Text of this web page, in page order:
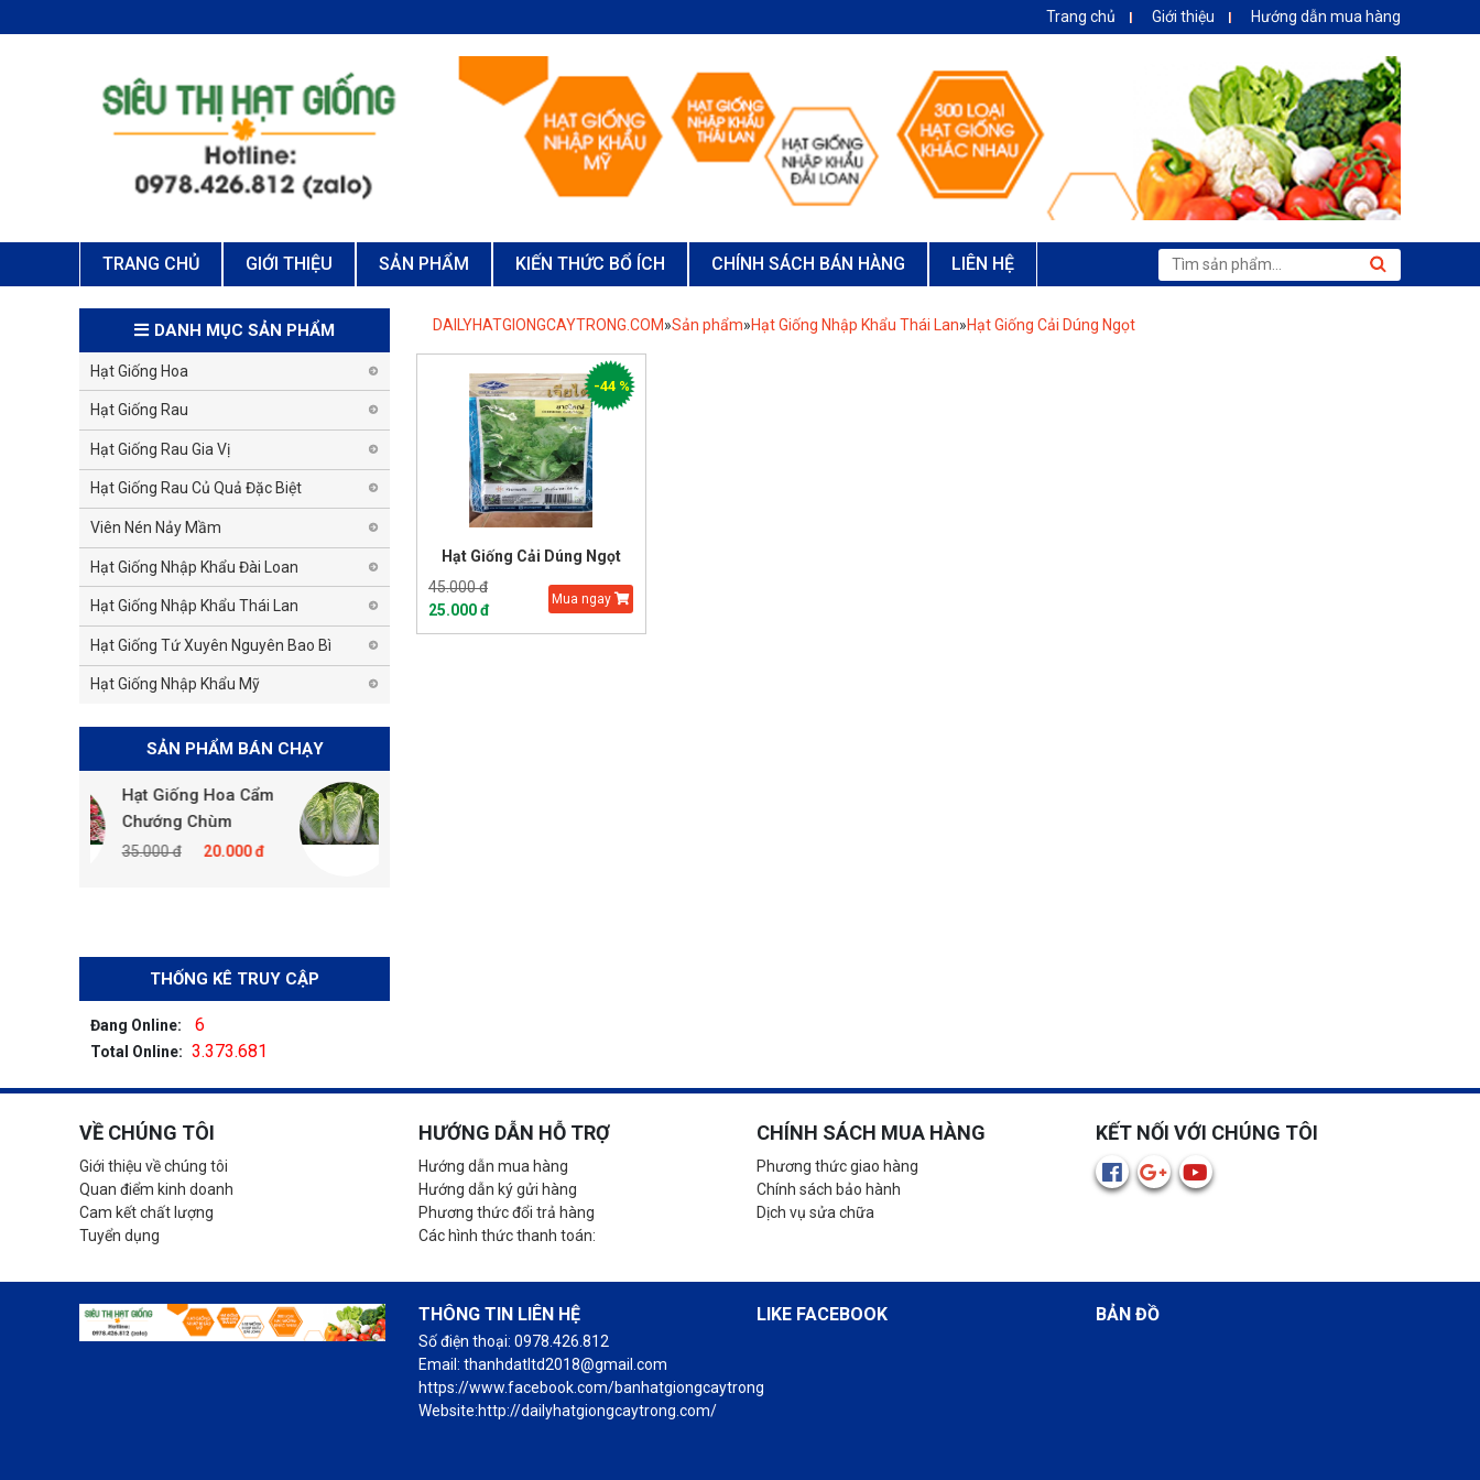
Trang chủ Giới thiệu Hướng dẫn mua hàng
TRANG CHỦ GIỚI THIỆU SẢN PHẨM KIẾN THỨC BỔ ÍCH CHÍNH SÁCH BÁN HÀNG LIÊN HỆ
DAILYHATGIONGCAYTRONG.COM»Sản phẩm»Hạt Giống Nhập Khẩu Thái Lan»Hạt Giống Cải Dúng Ngọt
Hạt Giống Cải Dúng Ngọt
45.000 đ
25.000 đ
Mua ngay
-44 %
DANH MỤC SẢN PHẨM
Hạt Giống Hoa
Hạt Giống Rau
Hạt Giống Rau Gia Vị
Hạt Giống Rau Củ Quả Đặc Biệt
Viên Nén Nảy Mầm
Hạt Giống Nhập Khẩu Đài Loan
Hạt Giống Nhập Khẩu Thái Lan
Hạt Giống Tứ Xuyên Nguyên Bao Bì
Hạt Giống Nhập Khẩu Mỹ
SẢN PHẨM BÁN CHẠY
Hạt Giống Hoa Cẩm
Chướng Chùm
20.000 đ
Hạt Giống Cải Thảo
35.000 đ
THỐNG KÊ TRUY CẬP
Đang Online: 6
Total Online: 3.373.681
VỀ CHÚNG TÔI
Giới thiệu về chúng tôi
Quan điểm kinh doanh
Cam kết chất lượng
Tuyển dụng
HƯỚNG DẪN HỖ TRỢ
Hướng dẫn mua hàng
Hướng dẫn ký gửi hàng
Phương thức đổi trả hàng
Các hình thức thanh toán:
CHÍNH SÁCH MUA HÀNG
Phương thức giao hàng
Chính sách bảo hành
Dịch vụ sửa chữa
KẾT NỐI VỚI CHÚNG TÔI
THÔNG TIN LIÊN HỆ
Số điện thoại: 0978.426.812
Email: thanhdatltd2018@gmail.com
https://www.facebook.com/banhatgiongcaytrong
Website:http://dailyhatgiongcaytrong.com/
LIKE FACEBOOK BẢN ĐỒ